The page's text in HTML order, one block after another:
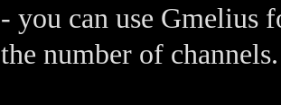
- you can use Gmelius
the number of channels.